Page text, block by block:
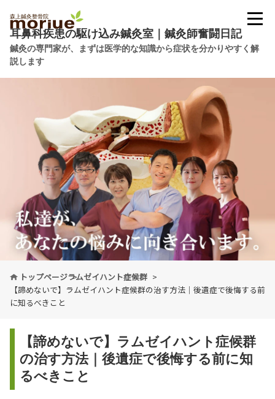
耳鼻科疾患の駆け込み鍼灸室｜鍼灸師奮闘日記
鍼灸の専門家が、まずは医学的な知識から症状を分かりやすく解
説します
トップページラムゼイハント症候群
【諦めないで】ラムゼイハント症候群の治す方法｜後遺症で後悔する前
に知るべきこと
【諦めないで】ラムゼイハント症候群
の治す方法｜後遺症で後悔する前に知
るべきこと